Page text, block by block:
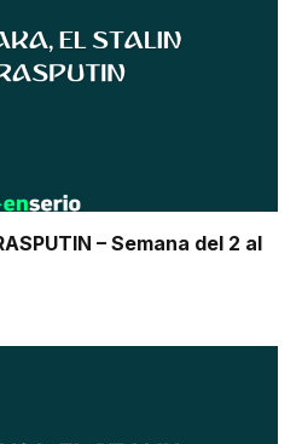
– Semana del 2 al